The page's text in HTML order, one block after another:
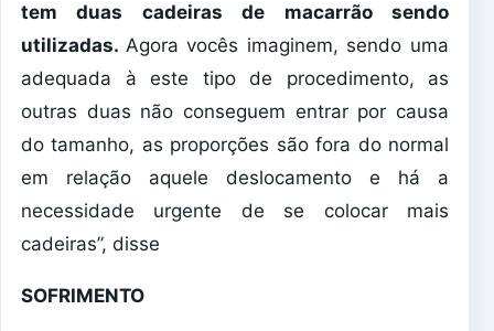
tem duas cadeiras de macarrão sendo
utilizadas. Agora vocês imaginem, sendo uma
adequada à este tipo de procedimento, as
outras duas não conseguem entrar por causa
do tamanho, as proporções são fora do normal
em relação aquele deslocamento e há a
necessidade urgente de se colocar mais
cadeiras”, disse
SOFRIMENTO